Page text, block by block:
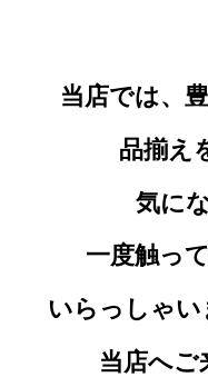
当店では、
品揃え
気に
一度触っ
いらっしゃい
当店へご